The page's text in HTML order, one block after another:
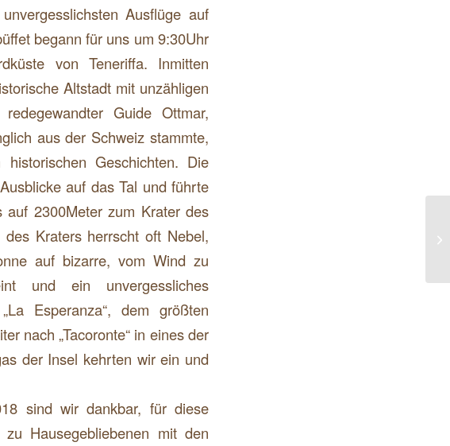
Ausflüge auf
begann für uns um 9:30Uhr
von Teneriffa. Inmitten
Altstadt mit unzähligen
Guide Ottmar,
aus der Schweiz stammte,
Geschichten. Die
auf das Tal und führte
auf 2300Meter zum Krater des
Kraters herrscht oft Nebel,
auf bizarre, vom Wind zu
und ein unvergessliches
Esperanza“, dem größten
nach „Tacoronte“ in eines der
der Insel kehrten wir ein und
sind wir dankbar, für diese
Hausegebliebenen mit den